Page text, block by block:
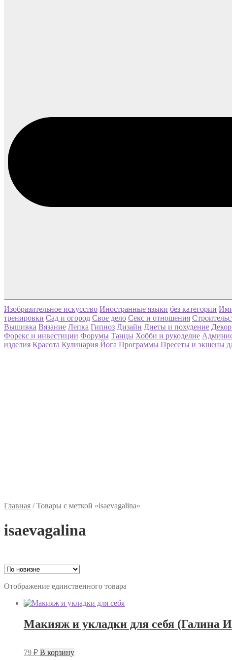
Изобразительное искусство Иностранные языки без категории
тренировки Сад и огород Свое дело Секс и отношения
Вышивка Вязание Лепка Гипноз Дизайн Диеты и похудение
Форекс и инвестиции Форумы Танцы Хобби и рукоделие
изделия Красота Кулинария Йога Программы Пресеты и экшены
Главная /Товары с меткой «isaevagalina»
isaevagalina
Отображение единственного товара
Макияж и укладки для себя (Галина
79 ₽ В корзину